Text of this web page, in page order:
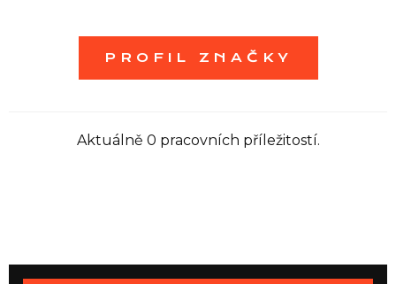
PROFIL ZNAČKY
Aktuálně 0 pracovních příležitostí.